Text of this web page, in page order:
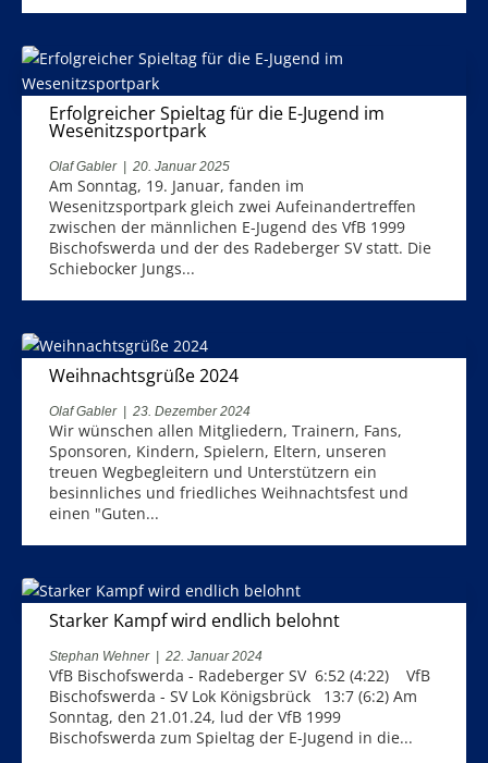
Erfolgreicher Spieltag für die E-Jugend im
Wesenitzsportpark
Olaf Gabler 20. Januar 2025
Am Sonntag, 19. Januar, fanden im
Wesenitzsportpark gleich zwei Aufeinandertreffen
zwischen der männlichen E-Jugend des VfB 1999
Bischofswerda und der des Radeberger SV statt. Die
Schiebocker Jungs...
Weihnachtsgrüße 2024
Olaf Gabler 23. Dezember 2024
Wir wünschen allen Mitgliedern, Trainern, Fans,
Sponsoren, Kindern, Spielern, Eltern, unseren
treuen Wegbegleitern und Unterstützern ein
besinnliches und friedliches Weihnachtsfest und
einen "Guten...
Starker Kampf wird endlich belohnt
Stephan Wehner 22. Januar 2024
VfB Bischofswerda - Radeberger SV 6:52 (4:22) VfB
Bischofswerda - SV Lok Königsbrück 13:7 (6:2) Am
Sonntag, den 21.01.24, lud der VfB 1999
Bischofswerda zum Spieltag der E-Jugend in die...